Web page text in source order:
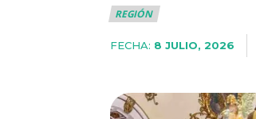
REGIÓN
FECHA: 8 JULIO, 2026